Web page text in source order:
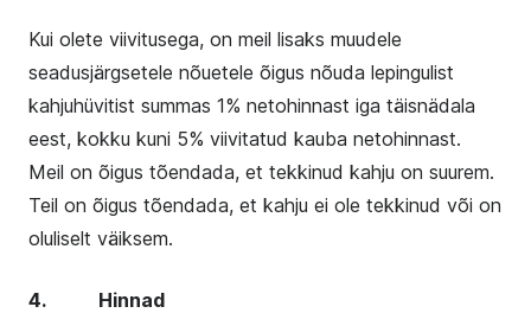
Kui olete viivitusega, on meil lisaks muudele
seadusjärgsetele nõuetele õigus nõuda lepingulist
kahjuhüvitist summas 1% netohinnast iga täisnädala
eest, kokku kuni 5% viivitatud kauba netohinnast.
Meil on õigus tõendada, et tekkinud kahju on suurem.
Teil on õigus tõendada, et kahju ei ole tekkinud või on
oluliselt väiksem.
4. Hinnad